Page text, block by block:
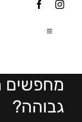
Skip
content
Toggle
מחפשים
גבוהה?